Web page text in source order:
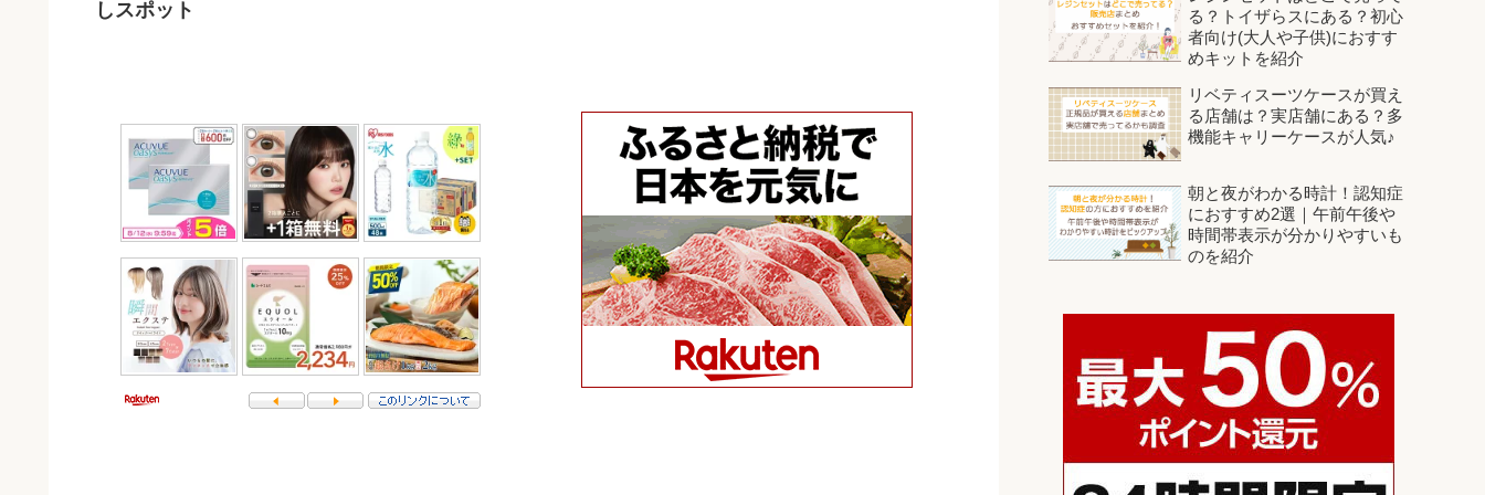
しスポット
る？トイザらスにある？初心
者向け(大人や子供)におすす
めキットを紹介
リベティスーツケースが買え
る店舗は？実店舗にある？多
機能キャリーケースが人気♪
朝と夜がわかる時計！認知症
におすすめ2選｜午前午後や
時間帯表示が分かりやすいも
のを紹介